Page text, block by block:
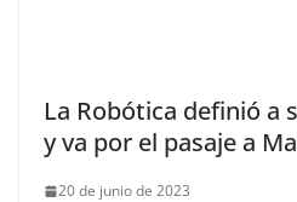
La Robótica definió a
y va por el pasaje a
20 de junio de 2023